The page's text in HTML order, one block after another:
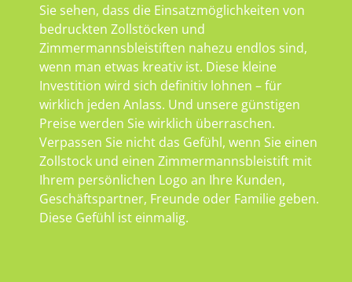
Sie sehen, dass die Einsatzmöglichkeiten von
bedruckten Zollstöcken und
Zimmermannsbleistiften nahezu endlos sind,
wenn man etwas kreativ ist. Diese kleine
Investition wird sich definitiv lohnen – für
wirklich jeden Anlass. Und unsere günstigen
Preise werden Sie wirklich überraschen.
Verpassen Sie nicht das Gefühl, wenn Sie einen
Zollstock und einen Zimmermannsbleistift mit
Ihrem persönlichen Logo an Ihre Kunden,
Geschäftspartner, Freunde oder Familie geben.
Diese Gefühl ist einmalig.